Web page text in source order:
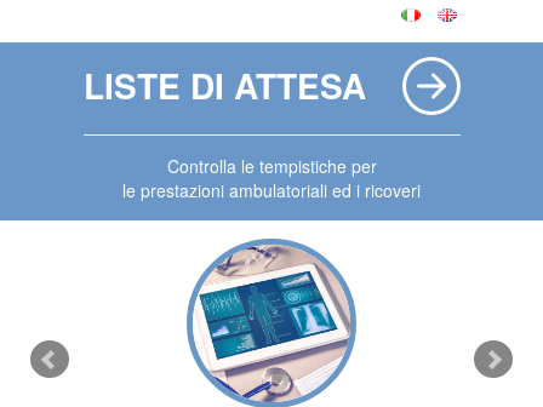
LISTE DI ATTESA
Controlla le tempistiche per
le prestazioni ambulatoriali ed i ricoveri